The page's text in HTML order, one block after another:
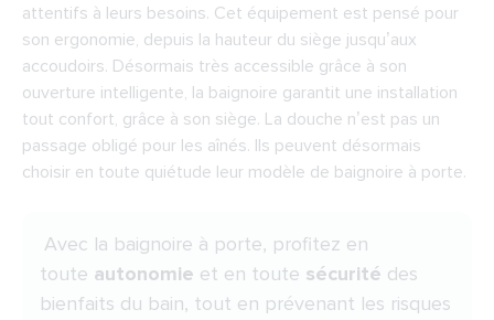
attentifs à leurs besoins. Cet équipement est pensé pour
son ergonomie, depuis la hauteur du siège jusqu’aux
accoudoirs. Désormais très accessible grâce à son
ouverture intelligente, la baignoire garantit une installation
tout confort, grâce à son siège. La douche n’est pas un
passage obligé pour les aînés. Ils peuvent désormais
choisir en toute quiétude leur modèle de baignoire à porte.
Avec la baignoire à porte, profitez en
toute autonomie et en toute sécurité des
bienfaits du bain, tout en prévenant les risques